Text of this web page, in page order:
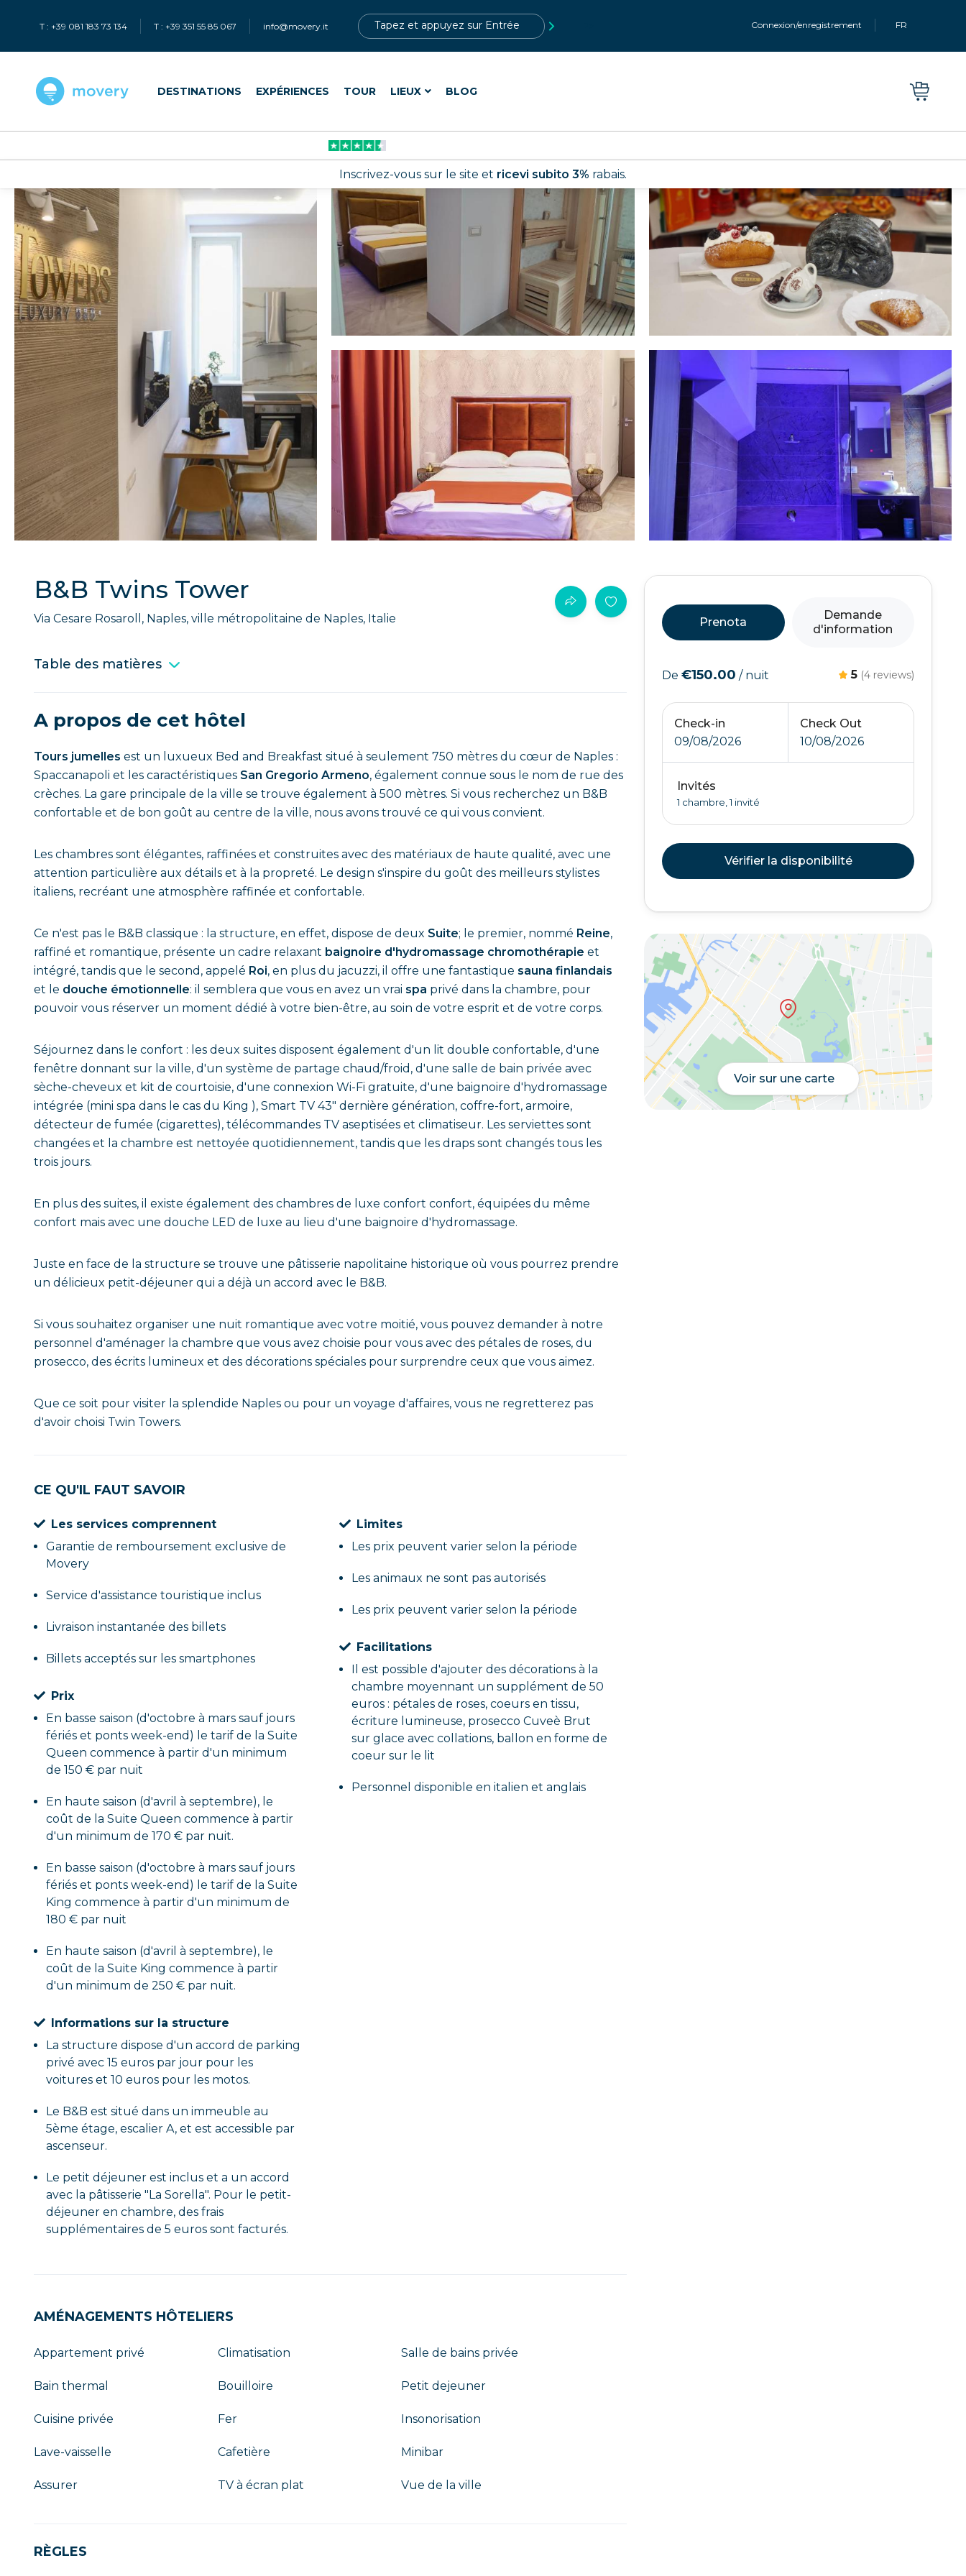
T : +39 081 183 73 134 T : +39 351 55 85 067 info@movery.it Connexion/enregistrement FR
DESTINATIONS EXPÉRIENCES TOUR LIEUX BLOG
Inscrivez-vous sur le site et ricevi subito 3% rabais.
B&B Twins Tower
Via Cesare Rosaroll, Naples, ville métropolitaine de Naples, Italie
Table des matières
A propos de cet hôtel
Tours jumelles est un luxueux Bed and Breakfast situé à seulement 750 mètres du cœur de Naples :
Spaccanapoli et les caractéristiques San Gregorio Armeno, également connue sous le nom de rue des
crèches. La gare principale de la ville se trouve également à 500 mètres. Si vous recherchez un B&B
confortable et de bon goût au centre de la ville, nous avons trouvé ce qui vous convient.
Les chambres sont élégantes, raffinées et construites avec des matériaux de haute qualité, avec une
attention particulière aux détails et à la propreté. Le design s'inspire du goût des meilleurs stylistes
italiens, recréant une atmosphère raffinée et confortable.
Ce n'est pas le B&B classique : la structure, en effet, dispose de deux Suite; le premier, nommé Reine,
raffiné et romantique, présente un cadre relaxant baignoire d'hydromassage chromothérapie et
intégré, tandis que le second, appelé Roi, en plus du jacuzzi, il offre une fantastique sauna finlandais
et le douche émotionnelle: il semblera que vous en avez un vrai spa privé dans la chambre, pour
pouvoir vous réserver un moment dédié à votre bien-être, au soin de votre esprit et de votre corps.
Séjournez dans le confort : les deux suites disposent également d'un lit double confortable, d'une
fenêtre donnant sur la ville, d'un système de partage chaud/froid, d'une salle de bain privée avec
sèche-cheveux et kit de courtoisie, d'une connexion Wi-Fi gratuite, d'une baignoire d'hydromassage
intégrée (mini spa dans le cas du King ), Smart TV 43″ dernière génération, coffre-fort, armoire,
détecteur de fumée (cigarettes), télécommandes TV aseptisées et climatiseur. Les serviettes sont
changées et la chambre est nettoyée quotidiennement, tandis que les draps sont changés tous les
trois jours.
En plus des suites, il existe également des chambres de luxe confort confort, équipées du même
confort mais avec une douche LED de luxe au lieu d'une baignoire d'hydromassage.
Juste en face de la structure se trouve une pâtisserie napolitaine historique où vous pourrez prendre
un délicieux petit-déjeuner qui a déjà un accord avec le B&B.
Si vous souhaitez organiser une nuit romantique avec votre moitié, vous pouvez demander à notre
personnel d'aménager la chambre que vous avez choisie pour vous avec des pétales de roses, du
prosecco, des écrits lumineux et des décorations spéciales pour surprendre ceux que vous aimez.
Que ce soit pour visiter la splendide Naples ou pour un voyage d'affaires, vous ne regretterez pas
d'avoir choisi Twin Towers.
CE QU'IL FAUT SAVOIR
Les services comprennent
Garantie de remboursement exclusive de
Movery
Service d'assistance touristique inclus
Livraison instantanée des billets
Billets acceptés sur les smartphones
Prix
En basse saison (d'octobre à mars sauf jours
fériés et ponts week-end) le tarif de la Suite
Queen commence à partir d'un minimum
de 150 € par nuit
En haute saison (d'avril à septembre), le
coût de la Suite Queen commence à partir
d'un minimum de 170 € par nuit.
En basse saison (d'octobre à mars sauf jours
fériés et ponts week-end) le tarif de la Suite
King commence à partir d'un minimum de
180 € par nuit
En haute saison (d'avril à septembre), le
coût de la Suite King commence à partir
d'un minimum de 250 € par nuit.
Informations sur la structure
La structure dispose d'un accord de parking
privé avec 15 euros par jour pour les
voitures et 10 euros pour les motos.
Le B&B est situé dans un immeuble au
5ème étage, escalier A, et est accessible par
ascenseur.
Le petit déjeuner est inclus et a un accord
avec la pâtisserie "La Sorella". Pour le petit-
déjeuner en chambre, des frais
supplémentaires de 5 euros sont facturés.
Limites
Les prix peuvent varier selon la période
Les animaux ne sont pas autorisés
Les prix peuvent varier selon la période
Facilitations
Il est possible d'ajouter des décorations à la
chambre moyennant un supplément de 50
euros : pétales de roses, coeurs en tissu,
écriture lumineuse, prosecco Cuveè Brut
sur glace avec collations, ballon en forme de
coeur sur le lit
Personnel disponible en italien et anglais
AMÉNAGEMENTS HÔTELIERS
Appartement privé Climatisation Salle de bains privée
Bain thermal Bouilloire Petit dejeuner
Cuisine privée Fer Insonorisation
Lave-vaisselle Cafetière Minibar
Assurer TV à écran plat Vue de la ville
RÈGLES
Prenota
Demande
d'information
De€150.00 / nuit 5 (4 reviews)
Check-in
09/08/2026
Check Out
10/08/2026
Invités
1 chambre, 1 invité
Vérifier la disponibilité
Voir sur une carte